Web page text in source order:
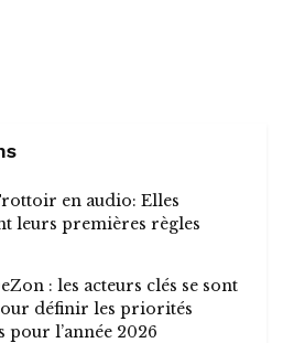
en audio: Elles
leurs premières règles
: les acteurs clés se sont
définir les priorités
pour l’année 2026